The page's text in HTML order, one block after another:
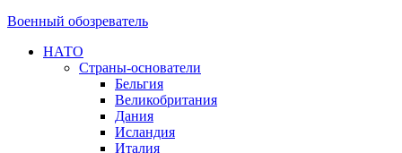
Военный обозреватель
НАТО
Страны-основатели
Бельгия
Великобритания
Дания
Исландия
Италия